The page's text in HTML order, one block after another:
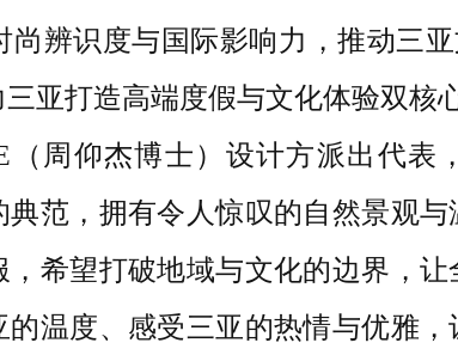
辨识度与国际影响力，推动三
亚打造高端度假与文化体验双核
（周仰杰博士）设计方派出代表
范，拥有令人惊叹的自然景观
希望打破地域与文化的边界，
温度、感受三亚的热情与优雅